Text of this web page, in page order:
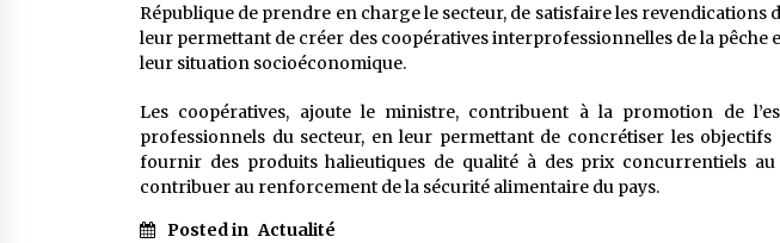
République de prendre en charge le secteur, de satisfaire les revendications
leur permettant de créer des coopératives interprofessionnelles de la pêche
leur situation socioéconomique.
Les coopératives, ajoute le ministre, contribuent à la promotion de
professionnels du secteur, en leur permettant de concrétiser les objectifs
fournir des produits halieutiques de qualité à des prix concurrentiels
contribuer au renforcement de la sécurité alimentaire du pays.
Posted in Actualité